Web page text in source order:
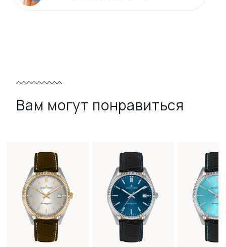
Вам могут понравиться